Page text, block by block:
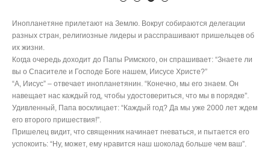
Удивленный, Папа восклицает: “Каждый год? Да мы уже 2000 лет ждем
его второго пришествия!”.
Пришелец видит, что священник начинает гневаться, и пытается его
успокоить: “Ну, может, ему нравится наш шоколад больше чем ваш”.
Папа изумляется: “Шоколад? А это здесь вообще при чем?”.
“Да, шоколад. Когда он впервые посетил нашу планету, мы подарили
ему здоровую коробку шоколадок. Погодите, а вы что сделали?”
Xmr на samsung s9+
854AoyFsN484NMpVw5VMnLRnjsWUNfdyzgEbWL4WdpxQEMyCVetfq8L
8QEPRvQC1zFASw6jSuTJvTdUjLPKLA3iJVt1pWba